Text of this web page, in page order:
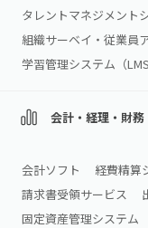
タレントマネジメント
組織サーベイ・従業員
学習管理システム（LMS
会計・経理・財務
会計ソフト 経費精算
請求書受領サービス
固定資産管理システム